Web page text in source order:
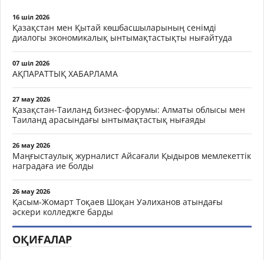
16 шіл 2026
Қазақстан мен Қытай көшбасшыларының сенімді
диалогы экономикалық ынтымақтастықты нығайтуда
07 шіл 2026
АҚПАРАТТЫҚ ХАБАРЛАМА
27 мау 2026
Қазақстан-Таиланд бизнес-форумы: Алматы облысы мен
Таиланд арасындағы ынтымақтастық нығаяды
26 мау 2026
Маңғыстаулық журналист Айсағали Қыдыров мемлекеттік
наградаға ие болды
26 мау 2026
Қасым-Жомарт Тоқаев Шоқан Уәлиханов атындағы
әскери колледжге барды
ОҚИҒАЛАР